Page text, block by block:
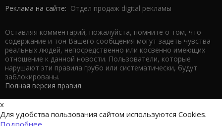
Реклама на сайте: Отдел продаж digital рекламы
Оставляя комментарий, пожалуйста, помните о том, что
содержание и тон Вашего сообщения могут задеть чувства
реальных людей, непосредственно или косвенно имеющих
отношение к данной новости. Пользователи, которые
нарушают эти правила грубо или систематически, будут
заблокированы.
Полная версия правил
x
Для удобства пользования сайтом используются Cookies.